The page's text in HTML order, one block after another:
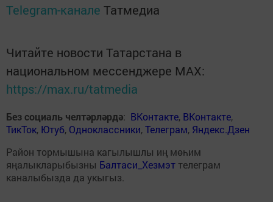
Telegram-канале Татмедиа
Читайте новости Татарстана в
национальном мессенджере MАХ:
https://max.ru/tatmedia
Без социаль челтәрләрдә: ВКонтакте, ВКонтакте,
ТикТок, Ютуб, Одноклассники,Телеграм, Яндекс.Дзен
Район тормышына кагылышлы иң мөһим
яңалыкларыбызны Балтаси_Хезмэт телеграм
каналыбызда да укыгыз.